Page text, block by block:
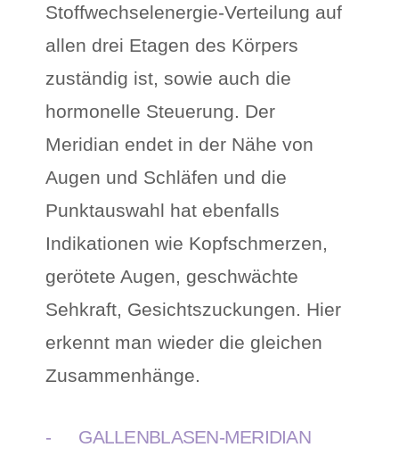
Stoffwechselenergie-Verteilung auf
allen drei Etagen des Körpers
zuständig ist, sowie auch die
hormonelle Steuerung. Der
Meridian endet in der Nähe von
Augen und Schläfen und die
Punktauswahl hat ebenfalls
Indikationen wie Kopfschmerzen,
gerötete Augen, geschwächte
Sehkraft, Gesichtszuckungen. Hier
erkennt man wieder die gleichen
Zusammenhänge.
- GALLENBLASEN-MERIDIAN